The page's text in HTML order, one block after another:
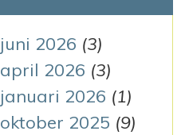
juni 2026 (3)
april 2026 (3)
januari 2026 (1)
oktober 2025 (9)